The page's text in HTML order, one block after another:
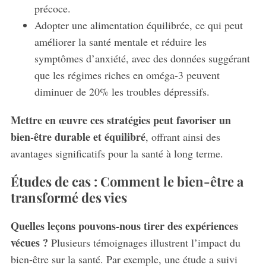
précoce.
Adopter une alimentation équilibrée, ce qui peut
améliorer la santé mentale et réduire les
symptômes d’anxiété, avec des données suggérant
que les régimes riches en oméga-3 peuvent
diminuer de 20% les troubles dépressifs.
Mettre en œuvre ces stratégies peut favoriser un
bien-être durable et équilibré, offrant ainsi des
avantages significatifs pour la santé à long terme.
Études de cas : Comment le bien-être a
transformé des vies
Quelles leçons pouvons-nous tirer des expériences
vécues ? Plusieurs témoignages illustrent l’impact du
bien-être sur la santé. Par exemple, une étude a suivi
e
r
c
h
o
r
: